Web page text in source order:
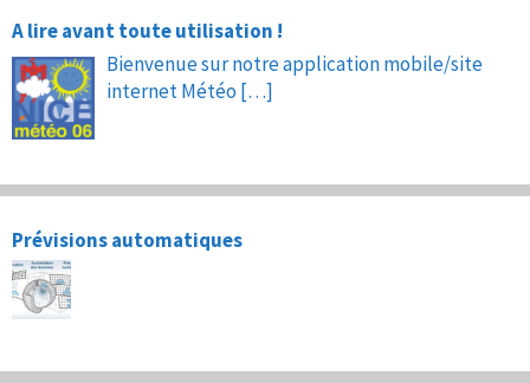
A lire avant toute utilisation !
Bienvenue sur notre application mobile/site
internet Météo […]
Prévisions automatiques